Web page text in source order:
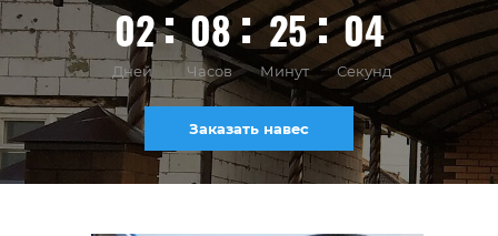
02 08 25 04
Дней Часов Минут Секунд
Заказать навес